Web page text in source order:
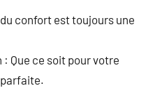
confort est toujours une
Que ce soit pour votre